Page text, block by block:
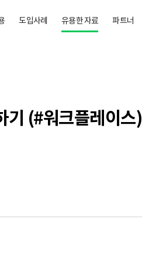
도입사례 유용한 자료 파트너
기 (#워크플레이스)